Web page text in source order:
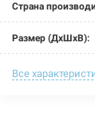
Страна
Размер (ДxШxВ):
Объем:
Все